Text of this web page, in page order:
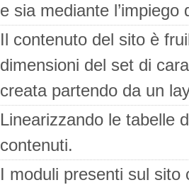
e sia mediante
Il contenuto del sito è
dimensioni del set di
creata partendo da un
Linearizzando le tabelle
contenuti.
I moduli presenti sul sito